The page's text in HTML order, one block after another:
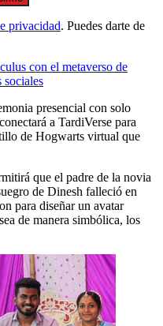
privacidad. Puedes darte de
con el metaverso de
sociales
presencial con solo
a TardiVerse para
de Hogwarts virtual que
que el padre de la novia
de Dinesh falleció en
para diseñar un avatar
de manera simbólica, los